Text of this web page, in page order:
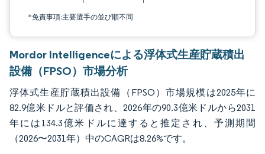
*免責事項:主要選手の並び順不同
Mordor Intelligenceによる浮体式生産貯蔵積出
設備（FPSO）市場分析
浮体式生産貯蔵積出設備（FPSO）市場規模は2025年に
82.9億米ドルと評価され、2026年の90.3億米ドルから2031
年には134.3億米ドルに達すると推定され、予測期間
（2026〜2031年）中のCAGRは8.26%です。